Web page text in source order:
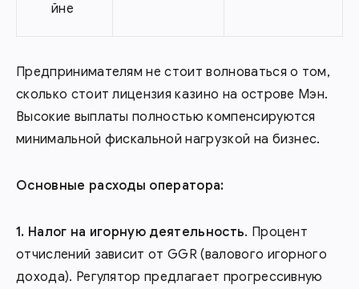
йне
Предпринимателям не стоит волноваться о том,
сколько стоит лицензия казино на острове Мэн.
Высокие выплаты полностью компенсируются
минимальной фискальной нагрузкой на бизнес.
Основные расходы оператора:
Налог на игорную деятельность. Процент
отчислений зависит от GGR (валового игорного
дохода). Регулятор предлагает прогрессивную